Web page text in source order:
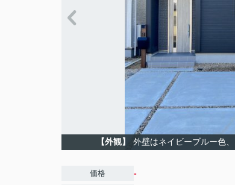
【外観】 外壁はネイビーブルー色
価格 -